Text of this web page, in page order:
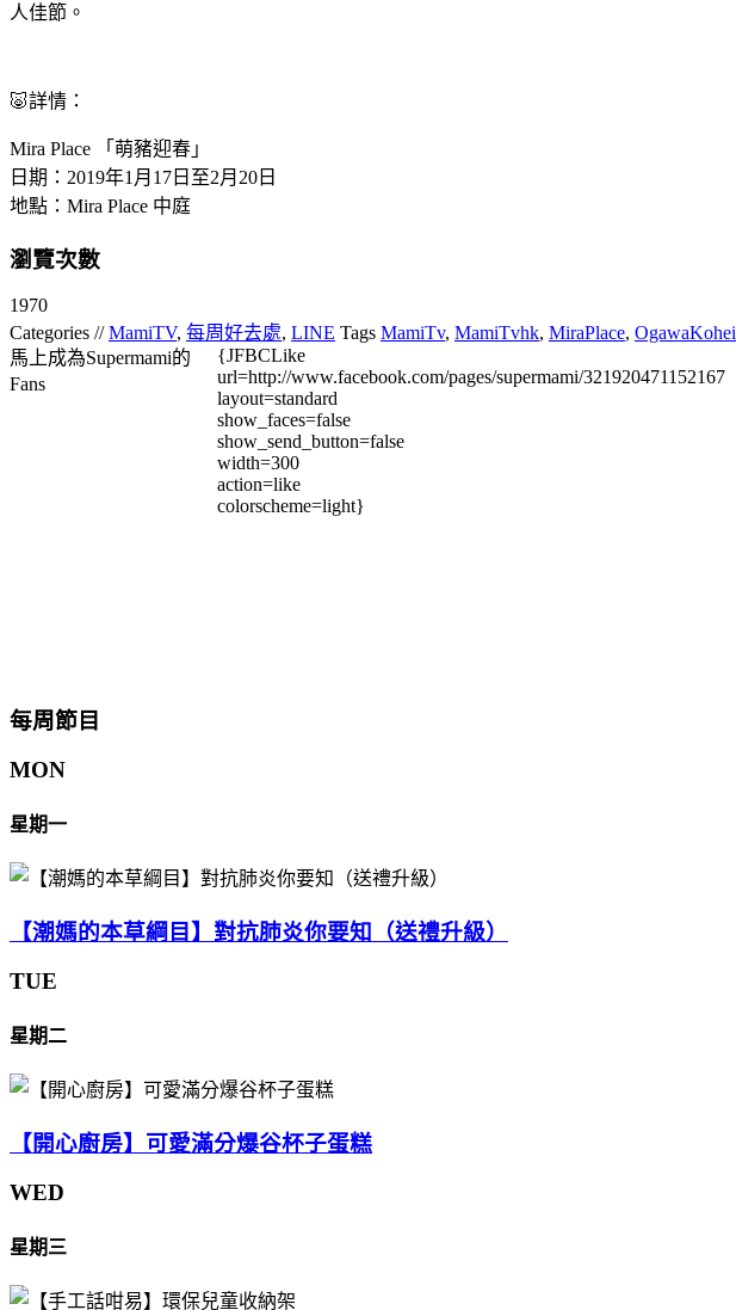
人佳節。
🐷詳情：
Mira Place 「萌豬迎春」
日期：2019年1月17日至2月20日
地點：Mira Place 中庭
瀏覽次數
1970
Categories //MamiTV, 每周好去處, LINE Tags MamiTv, MamiTvhk, MiraPlace, OgawaKohei
馬上成為Supermami的
Fans
{JFBCLike
url=http://www.facebook.com/pages/supermami/321920471152167
layout=standard
show_faces=false
show_send_button=false
width=300
action=like
colorscheme=light}
每周節目
MON
星期一
【潮媽的本草綱目】對抗肺炎你要知（送禮升級）
TUE
星期二
【開心廚房】可愛滿分爆谷杯子蛋糕
WED
星期三